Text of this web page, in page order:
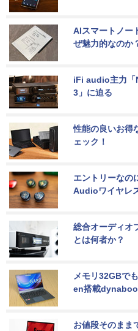
AIスマートノー
ぜ魅力的なのか
iFi audio主力「
3」に迫る
性能の良いお得
ェック！
エントリーな
Audioワイヤレ
総合オーディオ
とは何者か？
メモリ32GBで
en搭載
お値段そのまま